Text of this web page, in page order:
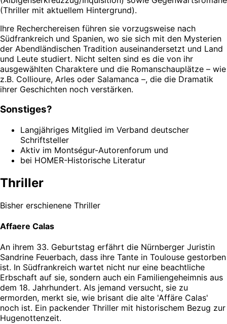
(Thriller mit aktuellem Hintergrund).
Ihre Recherchereisen führen sie vorzugsweise nach
Südfrankreich und Spanien, wo sie sich mit den Mysterien
der Abendländischen Tradition auseinandersetzt und Land
und Leute studiert. Nicht selten sind es die von ihr
ausgewählten Charaktere und die Romanschauplätze – wie
z.B. Collioure, Arles oder Salamanca –, die die Dramatik
ihrer Geschichten noch verstärken.
Sonstiges?
Langjähriges Mitglied im Verband deutscher
Schriftsteller
Aktiv im Montségur-Autorenforum und
bei HOMER-Historische Literatur
Thriller
Bisher erschienene Thriller
Affaere Calas
An ihrem 33. Geburtstag erfährt die Nürnberger Juristin
Sandrine Feuerbach, dass ihre Tante in Toulouse gestorben
ist. In Südfrankreich wartet nicht nur eine beachtliche
Erbschaft auf sie, sondern auch ein Familiengeheimnis aus
dem 18. Jahrhundert. Als jemand versucht, sie zu
ermorden, merkt sie, wie brisant die alte 'Affäre Calas'
noch ist. Ein packender Thriller mit historischem Bezug zur
Hugenottenzeit.